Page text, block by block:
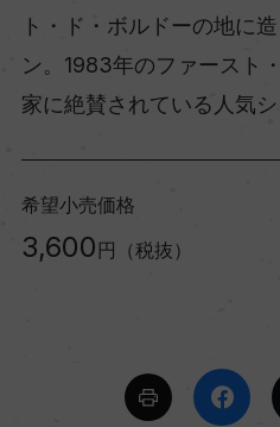
ト・ド・ボルドーの地に
ン。1983年のファースト
家に絶賛されている人気シ
希望小売価格
3,600 円（税抜）